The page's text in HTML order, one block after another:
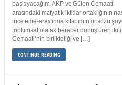
başlayacağım. AKP ve Gülen Cemaati
arasındaki mafyatik iktidar ortaklığının
inceleme-araştırma kitabımın önsözü
toplumsal olarak beraber dönüştüren iki
Cemaati’nin birlikteliği ve […]
CONTINUE READING